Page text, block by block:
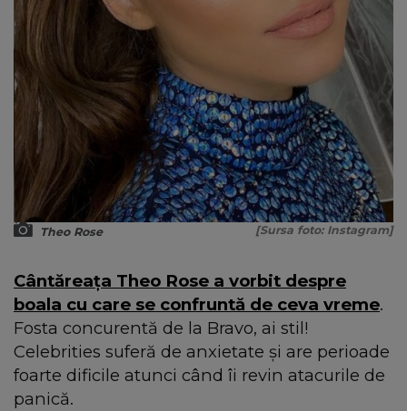
Theo Rose [Sursa foto: Instagram]
Cântăreața Theo Rose a vorbit despre
boala cu care se confruntă de ceva vreme.
Fosta concurentă de la Bravo, ai stil!
Celebrities suferă de anxietate și are perioade
foarte dificile atunci când îi revin atacurile de
panică.